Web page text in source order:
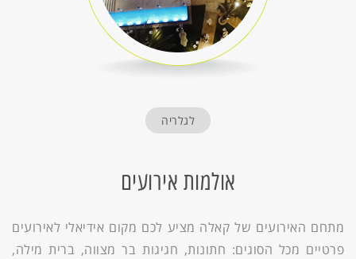
לגלריה
אולמות אירועים
מתחם האירועים של קאלה מציע לכם מקום אידיאלי לאירועים
פרטיים מכל הסוגים: חתונות, חגיגות בר מצווה, ברית מילה,